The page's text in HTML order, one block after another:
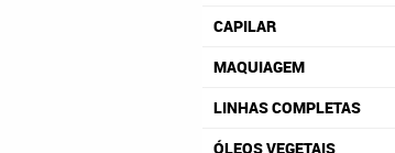
CAPILAR
MAQUIAGEM
LINHAS COMPLETAS
ÓLEOS VEGETAIS